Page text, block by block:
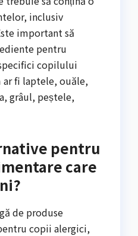
inclusiv
important să
pentru
copilului
ar fi laptele, ouăle,
grâul, peștele,
pentru
care
de produse
copii alergici,